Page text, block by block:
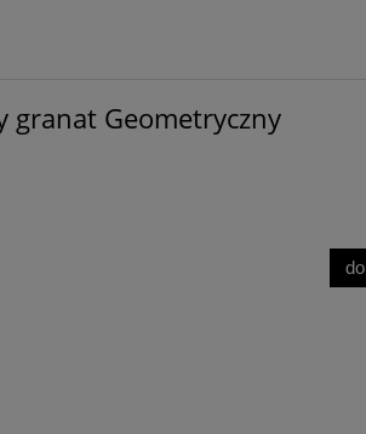
granat Geometryczny